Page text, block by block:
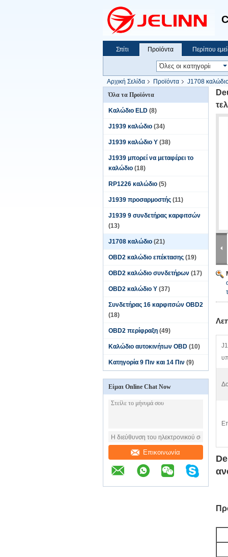
Σπίτι Προϊόντα Περίπου
Αρχική Σελίδα Προϊόντα
J1708
Όλα τα Προϊόντα
Καλώδιο ELD (8)
J1939 καλώδιο (34)
J1939 καλώδιο Υ (38)
J1939 μπορεί να μεταφέρει το
καλώδιο (18)
RP1226 καλώδιο (5)
J1939 προσαρμοστής (11)
J1939 9 συνδετήρας καρφιτσών
(13)
J1708 καλώδιο (21)
OBD2 καλώδιο επέκτασης (19)
OBD2 καλώδιο συνδετήρων (17)
OBD2 καλώδιο Υ (37)
Συνδετήρας 16 καρφιτσών OBD2
(18)
OBD2 περίφραξη (49)
Καλώδιο αυτοκινήτων OBD (10)
Κατηγορία 9 Πιν και 14 Πιν (9)
Είμαι Online Chat Now
Επικοινωνία